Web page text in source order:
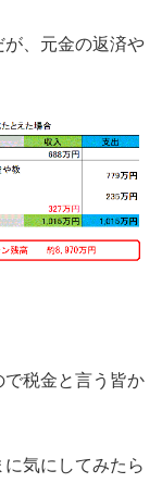
が、元金の返済や
で税金と言う皆か
気にしてみたら